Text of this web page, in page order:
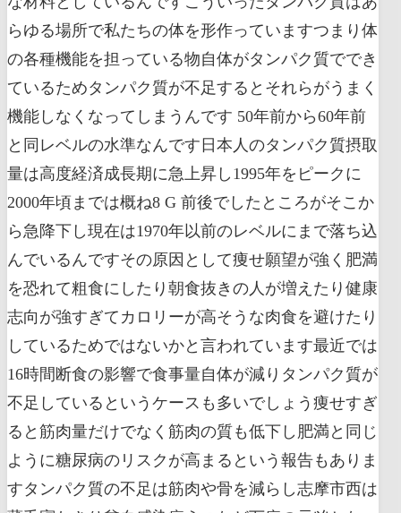
らゆる場所で私たちの体を形作っていますつまり体
の各種機能を担っている物自体がタンパク質ででき
ているためタンパク質が不足するとそれらがうまく
機能しなくなってしまうんです 50年前から60年前
と同レベルの水準なんです日本人のタンパク質摂取
量は高度経済成長期に急上昇し1995年をピークに
2000年頃までは概ね8 G 前後でしたところがそこか
ら急降下し現在は1970年以前のレベルにまで落ち込
んでいるんですその原因として痩せ願望が強く肥満
を恐れて粗食にしたり朝食抜きの人が増えたり健康
志向が強すぎてカロリーが高そうな肉食を避けたり
しているためではないかと言われています最近では
16時間断食の影響で食事量自体が減りタンパク質が
不足しているというケースも多いでしょう痩せすぎ
ると筋肉量だけでなく筋肉の質も低下し肥満と同じ
ように糖尿病のリスクが高まるという報告もありま
すタンパク質の不足は筋肉や骨を減らし志摩市西は